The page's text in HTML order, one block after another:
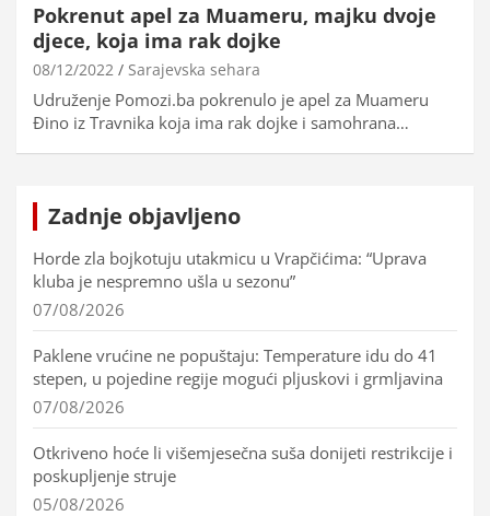
Pokrenut apel za Muameru, majku dvoje
djece, koja ima rak dojke
08/12/2022 Sarajevska sehara
Udruženje Pomozi.ba pokrenulo je apel za Muameru
Đino iz Travnika koja ima rak dojke i samohrana…
Zadnje objavljeno
Horde zla bojkotuju utakmicu u Vrapčićima: “Uprava
kluba je nespremno ušla u sezonu”
07/08/2026
Paklene vrućine ne popuštaju: Temperature idu do 41
stepen, u pojedine regije mogući pljuskovi i grmljavina
07/08/2026
Otkriveno hoće li višemjesečna suša donijeti restrikcije i
poskupljenje struje
05/08/2026